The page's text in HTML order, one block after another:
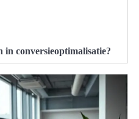
conversieoptimalisatie?